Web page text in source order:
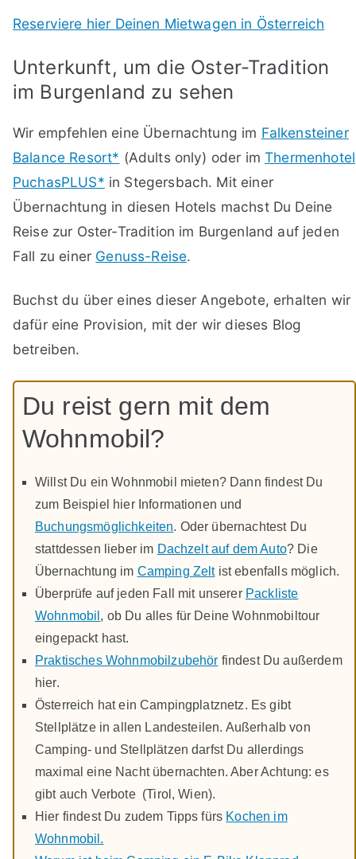
Reserviere hier Deinen Mietwagen in Österreich
Unterkunft, um die Oster-Tradition
im Burgenland zu sehen
Wir empfehlen eine Übernachtung im Falkensteiner
Balance Resort* (Adults only) oder imThermenhotel
PuchasPLUS* in Stegersbach. Mit einer
Übernachtung in diesen Hotels machst Du Deine
Reise zur Oster-Tradition im Burgenland auf jeden
Fall zu einer Genuss-Reise.
Buchst du über eines dieser Angebote, erhalten wir
dafür eine Provision, mit der wir dieses Blog
betreiben.
Du reist gern mit dem
Wohnmobil?
Willst Du ein Wohnmobil mieten? Dann findest Du
zum Beispiel hier Informationen und
Buchungsmöglichkeiten. Oder übernachtest Du
stattdessen lieber im Dachzelt auf dem Auto? Die
Übernachtung im Camping Zeltist ebenfalls möglich.
Überprüfe auf jeden Fall mit unserer Packliste
Wohnmobil , ob Du alles für Deine Wohnmobiltour
eingepackt hast.
Praktisches Wohnmobilzubehör findest Du außerdem
hier.
Österreich hat ein Campingplatznetz. Es gibt
Stellplätze in allen Landesteilen. Außerhalb von
Camping- und Stellplätzen darfst Du allerdings
maximal eine Nacht übernachten. Aber Achtung: es
gibt auch Verbote (Tirol, Wien).
Hier findest Du zudem Tipps fürs Kochen im
Wohnmobil.